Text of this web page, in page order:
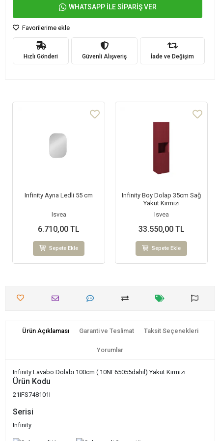
WHATSAPP İLE SİPARİŞ VER
Favorilerime ekle
Hızlı Gönderi Güvenli Alışveriş İade ve Değişim
Infinity Ayna Ledli 55 cm
Isvea
6.710,00 TL
Sepete Ekle
Infinity Boy Dolap 35cm Sağ
Yakut Kırmızı
Isvea
33.550,00 TL
Sepete Ekle
Ürün Açıklaması Garanti ve Teslimat Taksit Seçenekleri
Yorumlar
Infinity Lavabo Dolabı 100cm ( 10NF65055dahil) Yakut Kırmızı
Ürün Kodu
21IFS748101I
Serisi
Infinity